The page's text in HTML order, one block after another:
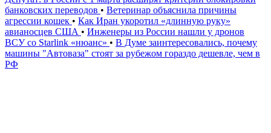
банковских переводов • Ветеринар объяснила причины
агрессии кошек • Как Иран укоротил «длинную руку»
авианосцев США • Инженеры из России нашли у дронов
ВСУ со Starlink «нюанс» • В Думе заинтересовались, почему
машины "Автоваза" стоят за рубежом гораздо дешевле, чем в
РФ